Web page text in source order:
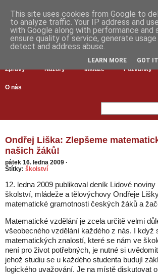
Zprávy Názory Inkluze Pozvánky
O nás
Ondřej Liška: Zlepšeme
našich žáků!
pátek 16. ledna 2009 ·
Štítky: školství
12. ledna 2009 publikoval deník Lidové
školství, mládeže a tělovýchovy Ondřeje
matematické gramotnosti českých žáků a
Matematické vzdělání je zcela určitě velmi
všeobecného vzdělání každého z nás. I když
matematických znalostí, které se nám ve
není pro život potřebných, je nutné si
jehož studiu se u každého studenta budují
logického uvažování. Je na místě diskutovat
This site uses cookies from Google to
to analyze traffic. Your IP address and
with Google along with performance
ensure quality of service, generate
detect and address abuse.
LEARN MORE GOT IT